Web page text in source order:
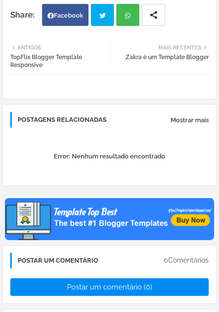
Facebook
atsa
MAIS RECENTES
Zakra é um Template Blogger
ANTIGOS
TopFlix Blogger Template
Responsive
POSTAGENS RELACIONADAS Mostrar mais
Error: Nenhum resultado encontrado
POSTAR UM COMENTÁRIO 0Comentários
Postar um comentário (0)